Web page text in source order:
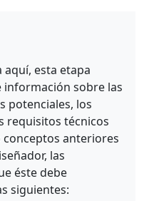
aquí, esta etapa
información sobre las
potenciales, los
requisitos técnicos
anteriores
las
éste debe
siguientes: